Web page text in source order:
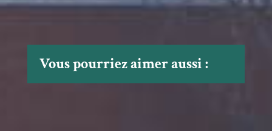
Vous pourriez aimer aussi :